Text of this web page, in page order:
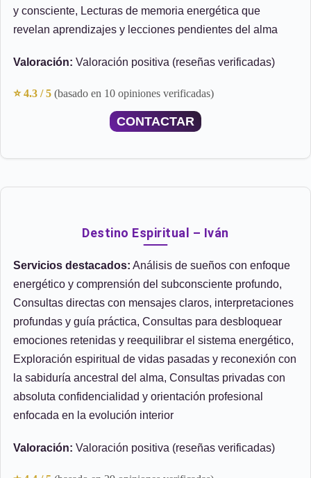
y consciente, Lecturas de memoria energética que
revelan aprendizajes y lecciones pendientes del alma
Valoración: Valoración positiva (reseñas verificadas)
⭐ 4.3 / 5 (basado en 10 opiniones verificadas)
CONTACTAR
Destino Espiritual – Iván
Servicios destacados: Análisis de sueños con enfoque
energético y comprensión del subconsciente profundo,
Consultas directas con mensajes claros, interpretaciones
profundas y guía práctica, Consultas para desbloquear
emociones retenidas y reequilibrar el sistema energético,
Exploración espiritual de vidas pasadas y reconexión con
la sabiduría ancestral del alma, Consultas privadas con
absoluta confidencialidad y orientación profesional
enfocada en la evolución interior
Valoración: Valoración positiva (reseñas verificadas)